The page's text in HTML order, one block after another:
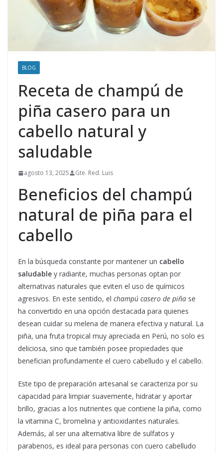
BLOG
Receta de champú de
piña casero para un
cabello natural y
saludable
agosto 13, 2025 Gte. Red. Luis
Beneficios del champú
natural de piña para el
cabello
En la búsqueda constante por mantener un cabello
saludable y radiante, muchas personas optan por
alternativas naturales que eviten el uso de químicos
agresivos. En este sentido, el champú casero de piña se
ha convertido en una opción destacada para quienes
desean cuidar su melena de manera efectiva y natural. La
piña, una fruta tropical muy apreciada en Perú, no solo es
deliciosa, sino que también posee propiedades que
benefician profundamente el cuero cabelludo y el cabello.
Este tipo de preparación artesanal se caracteriza por su
capacidad para limpiar suavemente, hidratar y aportar
brillo, gracias a los nutrientes que contiene la piña, como
la vitamina C, bromelina y antioxidantes naturales.
Además, al ser una alternativa libre de sulfatos y
parabenos, es ideal para personas con cuero cabelludo